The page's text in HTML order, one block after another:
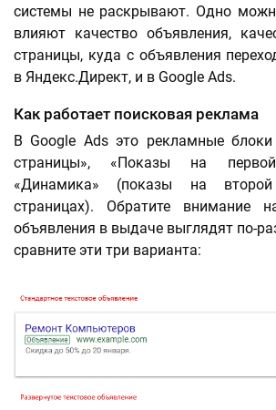
системы не раскрывают. Одно
влияют качество объявления,
страницы, куда с объявления
в Яндекс.Директ, и в Google Ads.
Как работает поисковая реклама
В Google Ads это рекламные
страницы», «Показы на
«Динамика» (показы на
страницах). Обратите внимание
объявления в выдаче выглядят по-
сравните эти три варианта: